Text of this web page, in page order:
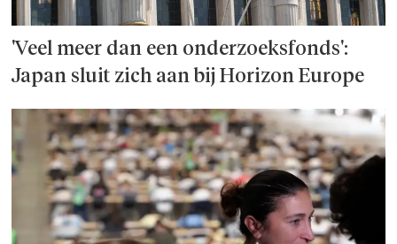
'Veel meer dan een onderzoeks­fonds':
Japan sluit zich aan bij Horizon Europe